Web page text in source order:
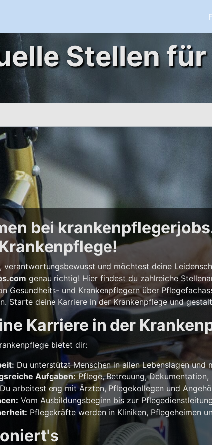
Stellen
bei
verantwortungsbewusst und möchtest deine
genau richtig! Hier findest du zahlreiche
Gesundheits- und Krankenpflegern über
Starte deine Karriere in der Krankenpflege und
Karriere in der
bietet dir:
Du unterstützt Menschen in allen Lebenslagen und
Aufgaben:Pflege, Betreuung, Dokumentation,
arbeitest eng mit Ärzten, Pflegekollegen und
Vom Ausbildungsbeginn bis zur
Pflegekräfte werden in Kliniken, Pflegeheimen